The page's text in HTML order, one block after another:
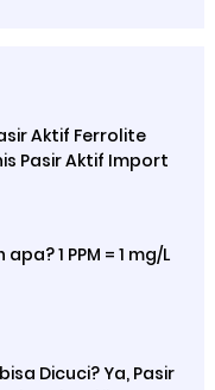
Aktif Ferrolite
Pasir Aktif Import
1 PPM = 1 mg/L
Dicuci? Ya, Pasir